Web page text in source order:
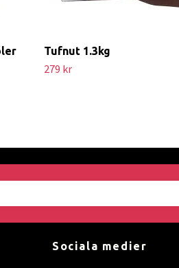
Tufnut 1.3kg
279 kr
Sociala medier